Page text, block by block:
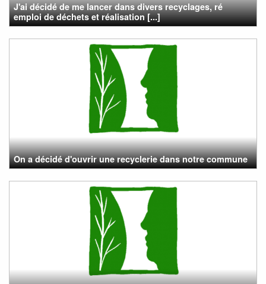
J'ai décidé de me lancer dans divers recyclages, ré
emploi de déchets et réalisation [...]
On a décidé d'ouvrir une recyclerie dans notre commune